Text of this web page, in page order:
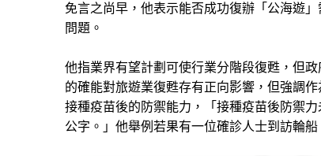
免言之尚早，他表示能否成功復辦「公海遊
問題。
他指業界有望計劃可使行業分階段復甦，但
的確能對旅遊業復甦存有正向影響，但強調
接種疫苗後的防禦能力，「接種疫苗後防禦
公字。」他舉例若果有一位確診人士到訪輪